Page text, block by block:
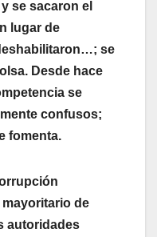
se sacaron el
lugar de
se
Desde hace
se
confusos;
fomenta.
de
autoridades